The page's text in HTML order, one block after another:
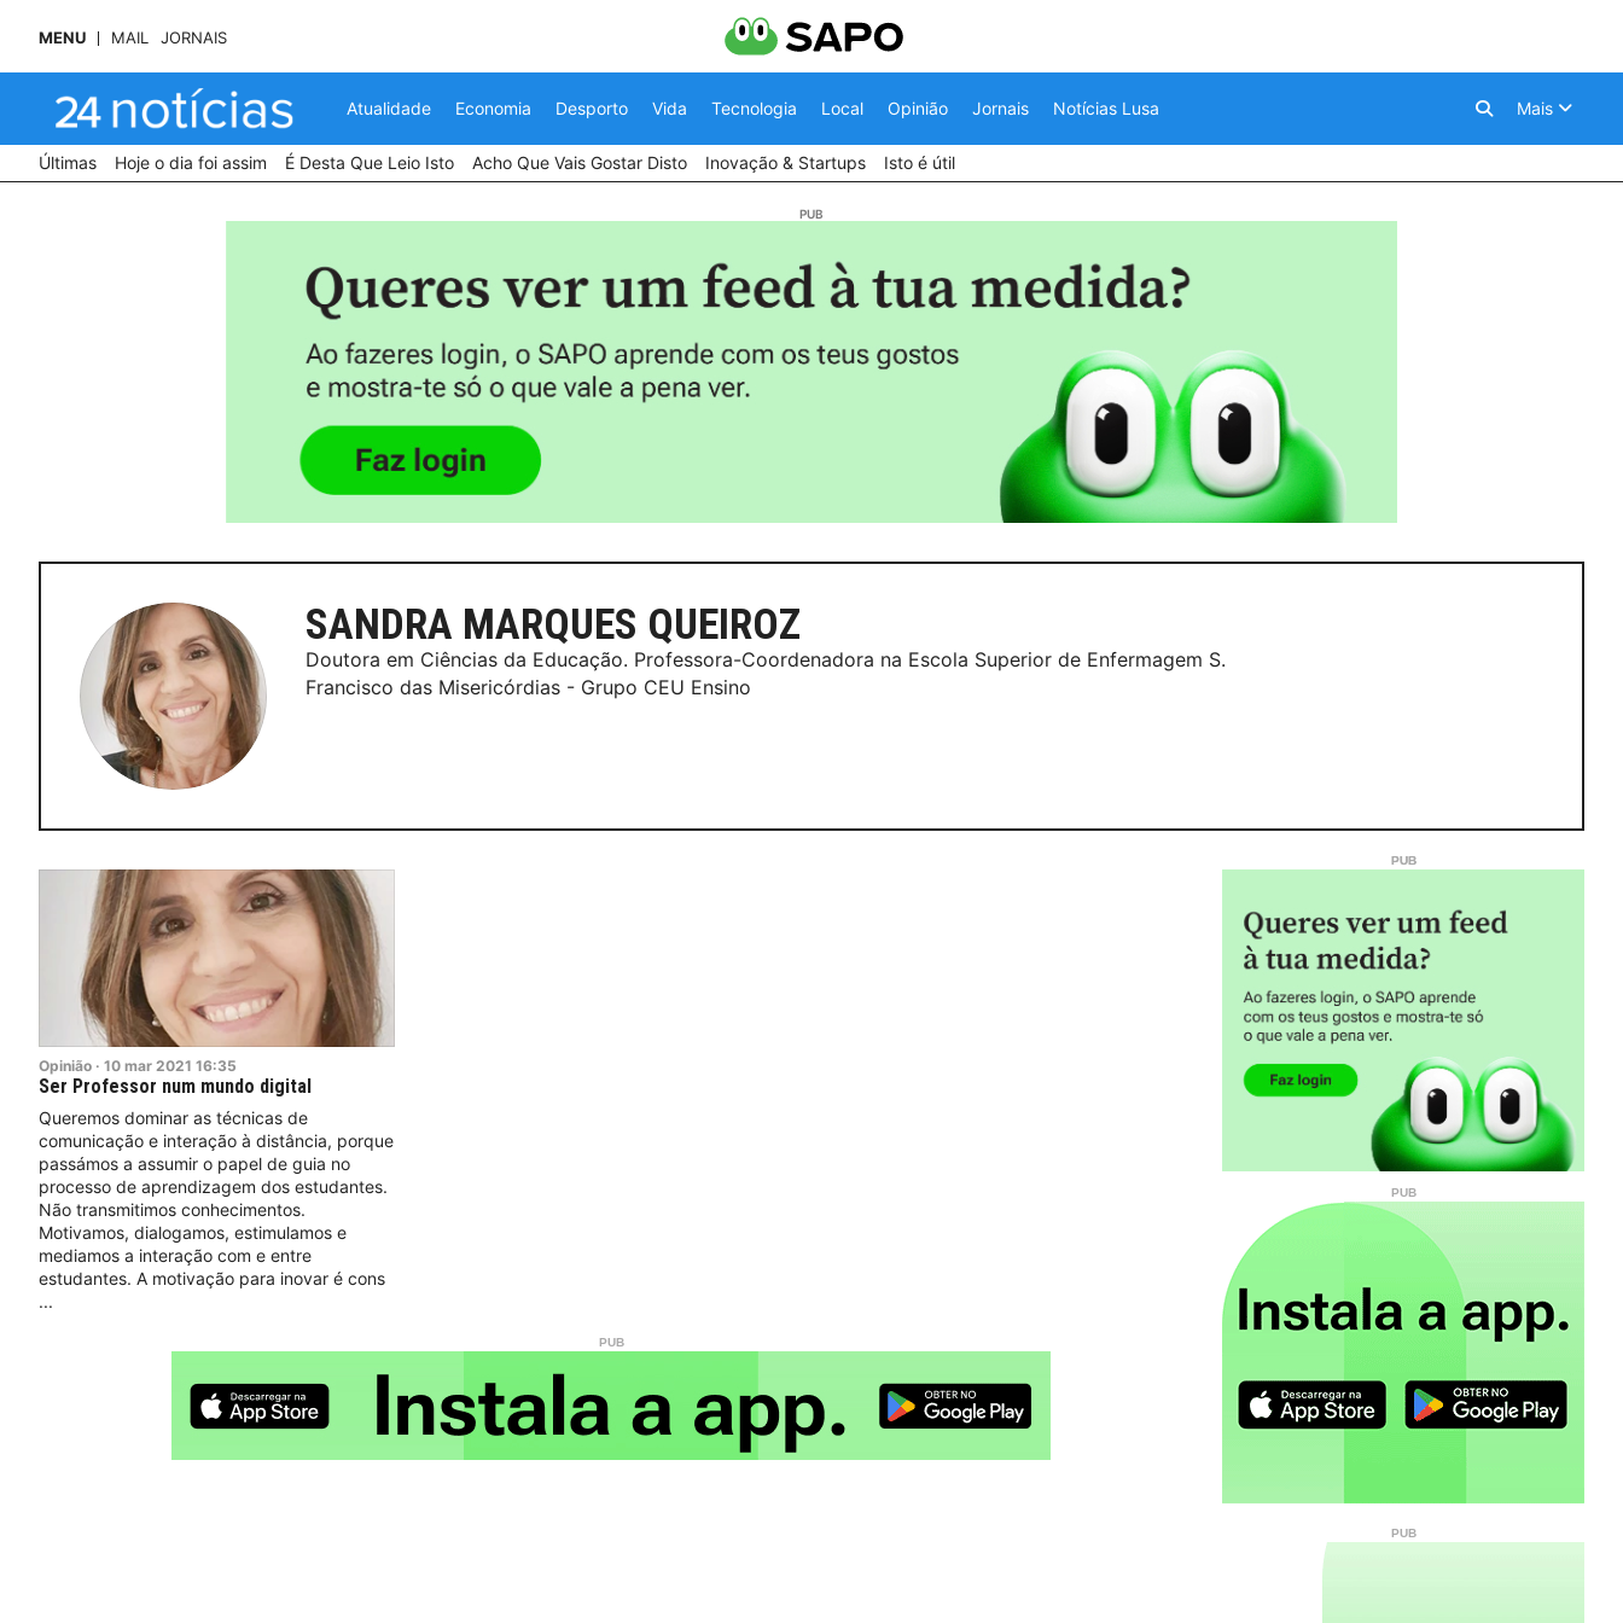
MENU MAIL JORNAIS
Atualidade Economia Desporto Vida Tecnologia Local Opinião Jornais Notícias Lusa Mais
Últimas Hoje o dia foi assim É Desta Que Leio Isto Acho Que Vais Gostar Disto Inovação & Startups Isto é útil
SANDRA MARQUES QUEIROZ
Doutora em Ciências da Educação. Professora-Coordenadora na Escola Superior de Enfermagem S.
Francisco das Misericórdias - Grupo CEU Ensino
Opinião · 10 mar 2021 16:35
Ser Professor num mundo digital
Queremos dominar as técnicas de
comunicação e interação à distância, porque
passámos a assumir o papel de guia no
processo de aprendizagem dos estudantes.
Não transmitimos conhecimentos.
Motivamos, dialogamos, estimulamos e
mediamos a interação com e entre
estudantes. A motivação para inovar é cons